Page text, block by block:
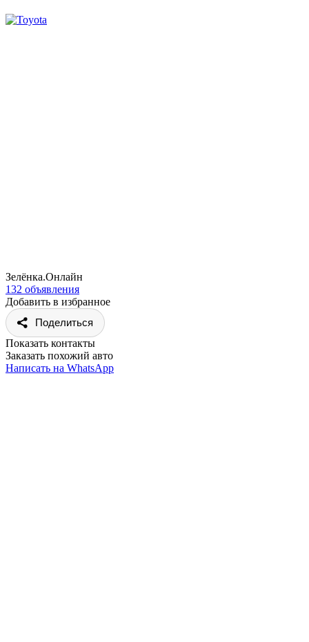
Зелёнка.Онлайн
132 объявления
Добавить в избранное
Поделиться
Показать контакты
Заказать похожий авто
Написать на WhatsApp